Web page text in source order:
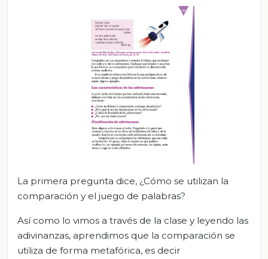
La primera pregunta dice, ¿Cómo se utilizan la
comparación y el juego de palabras?
Así como lo vimos a través de la clase y leyendo las
adivinanzas, aprendimos que la comparación se
utiliza de forma metafórica, es decir